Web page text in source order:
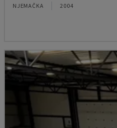
NJEMAČKA 2004